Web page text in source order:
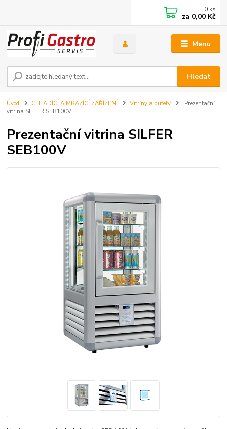
Menu
Hledat
0 ks
za 0,00 Kč
Úvod CHLADÍCÍ A MRAZÍCÍ ZAŘÍZENÍ Vitríny a bufety
Prezentační
vitrina SILFER SEB100V
Prezentační vitrina SILFER
SEB100V